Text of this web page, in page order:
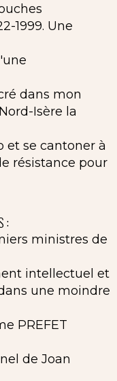
1999. Une
dans mon
Isère la
et se cantoner à
résistance pour
:
ministres de
intellectuel et
une moindre
PREFET
de Joan